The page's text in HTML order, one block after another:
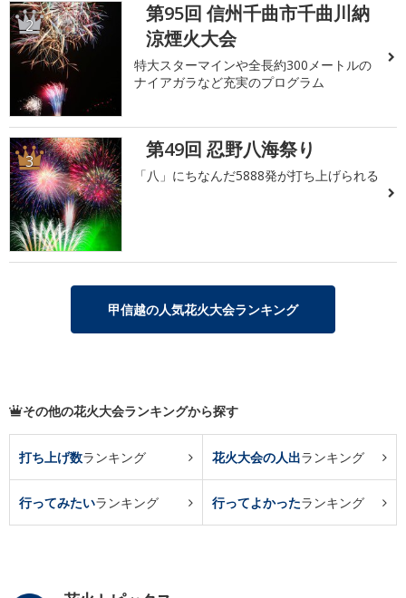
2
第95回 信州千曲市千曲川納
涼煙火大会
特大スターマインや全長約300メートルの
ナイアガラなど充実のプログラム
3 第49回 忍野八海祭り
「八」にちなんだ5888発が打ち上げられる
甲信越の人気花火大会ランキング
その他の花火大会ランキングから探す
打ち上げ数ランキング 花火大会の人出ランキング
行ってみたいランキング 行ってよかったランキング